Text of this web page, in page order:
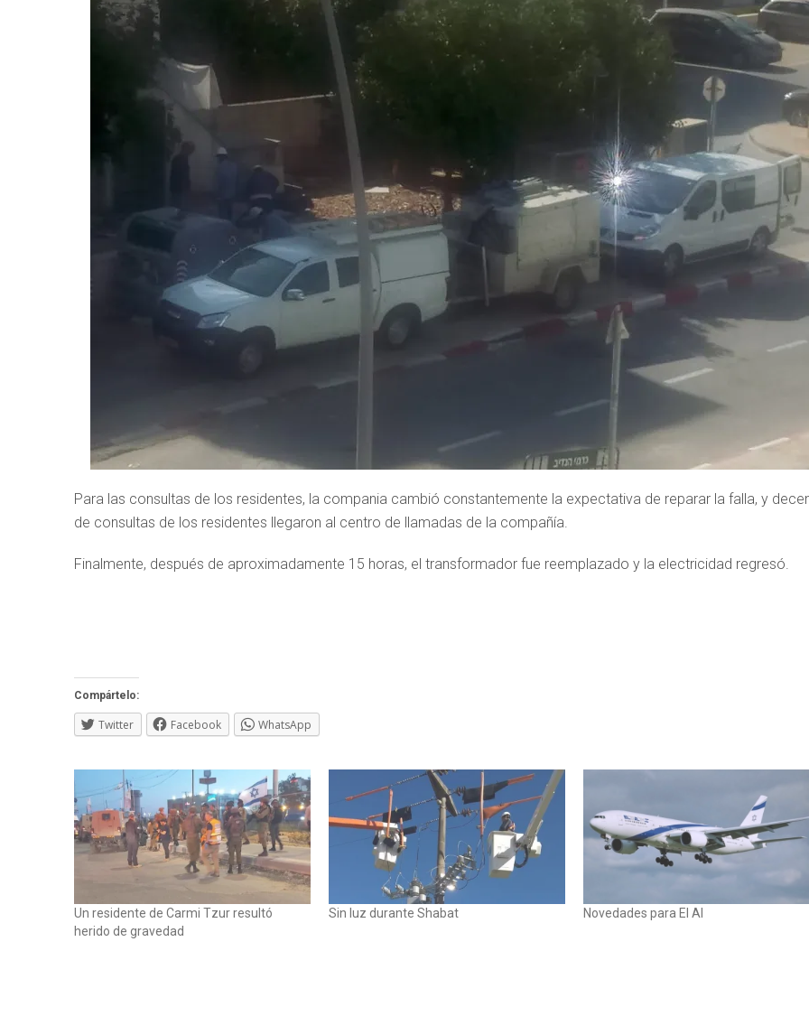
Para las consultas de los residentes, la compania cambió constantemente la expectativa de reparar la falla, y
de consultas de los residentes llegaron al centro de llamadas de la compañía.
Finalmente, después de aproximadamente 15 horas, el transformador fue reemplazado y la electricidad regresó.
Compártelo:
Twitter Facebook WhatsApp
Un residente de Carmi Tzur resultó
herido de gravedad
Sin luz durante Shabat Novedades para El Al